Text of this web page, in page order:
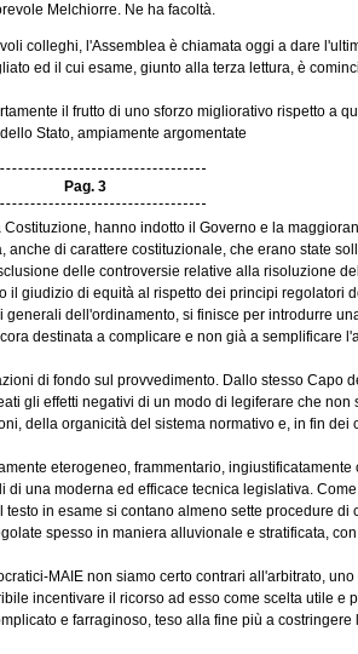
Melchiorre. Ne ha facoltà.
colleghi, l'Assemblea è chiamata oggi a dare
ed il cui esame, giunto alla terza lettura, è
il frutto di uno sforzo migliorativo rispetto a
Stato, ampiamente argomentate
Pag. 3
hanno indotto il Governo e la
di carattere costituzionale, che erano state
delle controversie relative alla risoluzione
giudizio di equità al rispetto dei principi regolatori
dell'ordinamento, si finisce per introdurre
destinata a complicare e non già a semplificare
di fondo sul provvedimento. Dallo stesso Capo
gli effetti negativi di un modo di legiferare che non
della organicità del sistema normativo e, in fin dei
eterogeneo, frammentario, ingiustificatamente
una moderna ed efficace tecnica legislativa.
in esame si contano almeno sette procedure di
spesso in maniera alluvionale e stratificata,
MAIE non siamo certo contrari all'arbitrato,
incentivare il ricorso ad esso come scelta utile e
e farraginoso, teso alla fine più a costringere